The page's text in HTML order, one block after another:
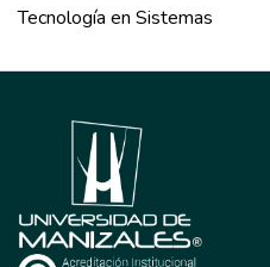
Tecnología en Sistemas